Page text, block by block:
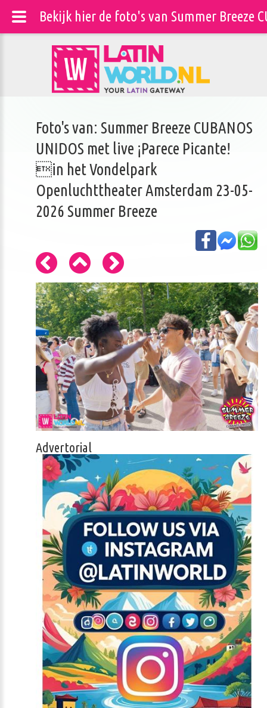
Foto's van: Summer Breeze CUBANOS
UNIDOS met live ¡Parece Picante!
in het Vondelpark
Openluchttheater Amsterdam 23-05-
2026 Summer Breeze
Advertorial
Bekijk hier de foto's van Summer Breeze